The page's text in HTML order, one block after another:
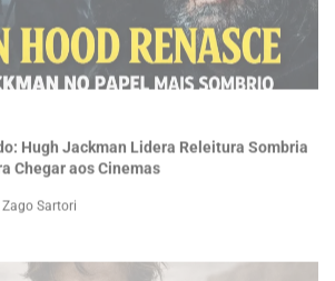
Chegar aos Cinemas
Sartori